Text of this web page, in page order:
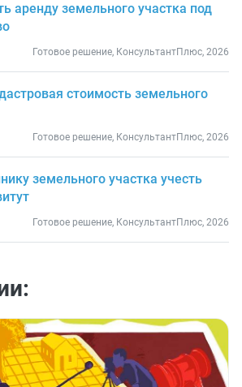
аренду земельного участка под
Готовое решение, КонсультантПлюс, 2026
стоимость земельного
Готовое решение, КонсультантПлюс, 2026
земельного участка учесть
Готовое решение, КонсультантПлюс, 2026